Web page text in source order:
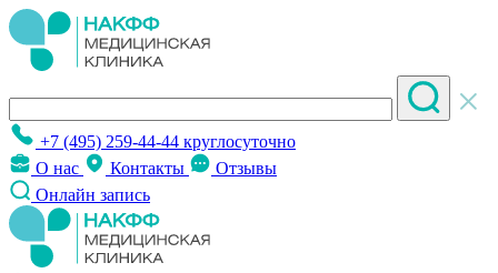
+7 (495) 259-44-44 круглосуточно
О нас
Контакты
Отзывы
Онлайн запись